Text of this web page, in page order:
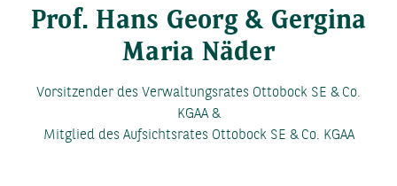
Prof. Hans Georg & Gergina
Maria Näder
Vorsitzender des Verwaltungsrates Ottobock SE & Co.
KGAA &
Mitglied des Aufsichtsrates Ottobock SE & Co. KGAA